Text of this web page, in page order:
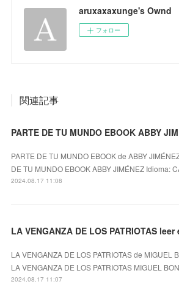
aruxaxaxunge's Ownd
フォロー
関連記事
PARTE DE TU MUNDO EBOOK ABBY
PARTE DE TU MUNDO EBOOK de ABBY
DE TU MUNDO EBOOK ABBY JIMÉNEZ Idioma:
2024.08.17 11:08
LA VENGANZA DE LOS PATRIOTAS
LA VENGANZA DE LOS PATRIOTAS de MIGUEL
LA VENGANZA DE LOS PATRIOTAS MIGUEL
2024.08.17 11:07